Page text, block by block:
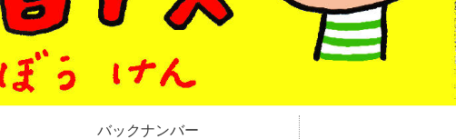
バックナンバー